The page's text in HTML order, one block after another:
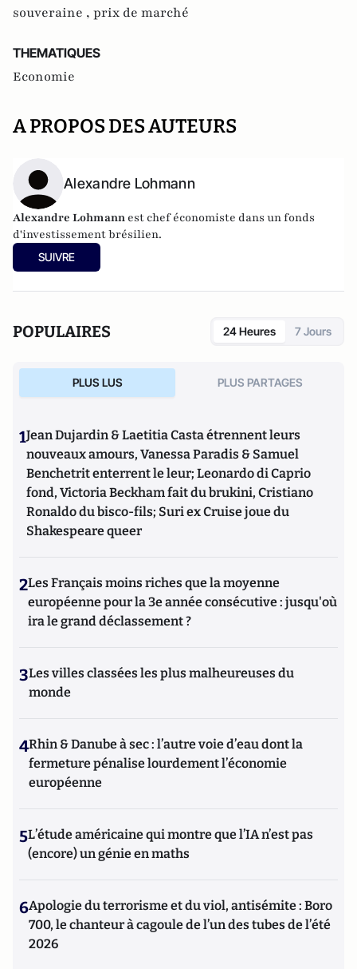
souveraine , prix de marché
THEMATIQUES
Economie
A PROPOS DES AUTEURS
Alexandre Lohmann
Alexandre Lohmann est chef économiste dans un fonds
d'investissement brésilien.
SUIVRE
POPULAIRES 24 Heures 7 Jours
PLUS LUS PLUS PARTAGES
1Jean Dujardin & Laetitia Casta étrennent leurs
nouveaux amours, Vanessa Paradis & Samuel
Benchetrit enterrent le leur; Leonardo di Caprio
fond, Victoria Beckham fait du brukini, Cristiano
Ronaldo du bisco-fils; Suri ex Cruise joue du
Shakespeare queer
2Les Français moins riches que la moyenne
européenne pour la 3e année consécutive : jusqu'où
ira le grand déclassement ?
3Les villes classées les plus malheureuses du
monde
4Rhin & Danube à sec : l’autre voie d’eau dont la
fermeture pénalise lourdement l’économie
européenne
5L’étude américaine qui montre que l’IA n’est pas
(encore) un génie en maths
6Apologie du terrorisme et du viol, antisémite : Boro
700, le chanteur à cagoule de l’un des tubes de l’été
2026